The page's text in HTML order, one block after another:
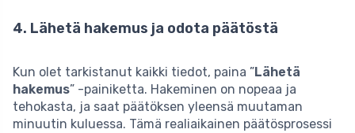
4. Lähetä hakemus ja odota päätöstä
Kun olet tarkistanut kaikki tiedot, paina ”Lähetä
hakemus” -painiketta. Hakeminen on nopeaa ja
tehokasta, ja saat päätöksen yleensä muutaman
minuutin kuluessa. Tämä realiaikainen päätösprosessi